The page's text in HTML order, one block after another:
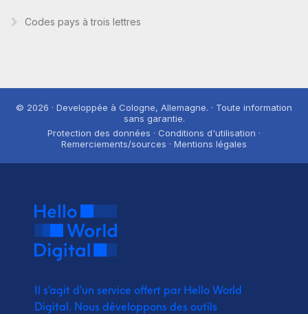
Codes pays à trois lettres
© 2026 · Developpée à Cologne, Allemagne. · Toute information
sans garantie.
Protection des données · Conditions d'utilisation ·
Remerciements/sources · Mentions légales
Il s'agit d'un service offert par Hello World
Digital. Nous développons des outils